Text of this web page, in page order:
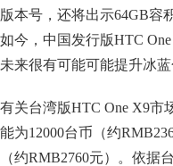
版本号，还将出示64GB容
如今，中国发行版HTC
未来很有可能可能提升冰蓝
有关台湾版HTC One X9市
能为12000台币（约
（约RMB2760元）。依据